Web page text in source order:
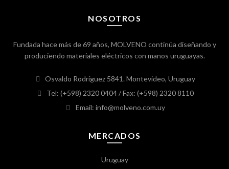
NOSOTROS
Fundada hace más de 69 años, MOLVENO continúa diseñando y
produciendo materiales eléctricos con manos uruguayas.
Osvaldo Rodríguez 5841. Montevideo, Uruguay
Tel: (+598) 2320 0404/ Fax: (+598) 2320 8110
Email: info@molveno.com.uy
MERCADOS
Uruguay